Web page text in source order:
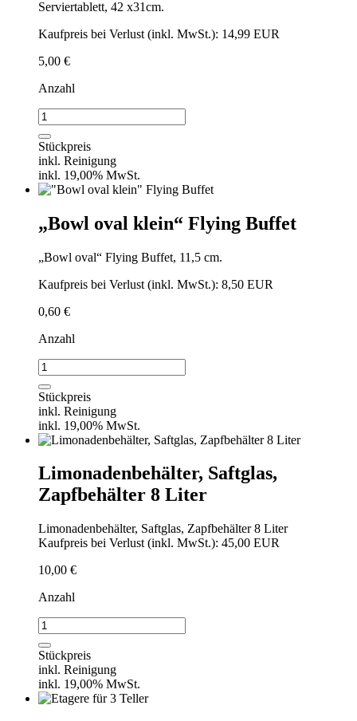
Serviertablett, 42 x31cm.
Kaufpreis bei Verlust (inkl. MwSt.): 14,99 EUR
5,00 €
Anzahl
Serviertablett
Menge
Stückpreis
inkl. Reinigung
inkl. 19,00% MwSt.
„Bowl oval klein“ Flying Buffet
„Bowl oval“ Flying Buffet, 11,5 cm.
Kaufpreis bei Verlust (inkl. MwSt.): 8,50 EUR
0,60 €
Anzahl
"Bowl
oval
klein"
Flying
Buffet
Menge
Stückpreis
inkl. Reinigung
inkl. 19,00% MwSt.
Limonadenbehälter, Saftglas,
Zapfbehälter 8 Liter
Limonadenbehälter, Saftglas, Zapfbehälter 8 Liter
Kaufpreis bei Verlust (inkl. MwSt.): 45,00 EUR
10,00 €
Anzahl
Limonadenbehälter,
Saftglas,
Zapfbehälter
8
Liter
Menge
Stückpreis
inkl. Reinigung
inkl. 19,00% MwSt.